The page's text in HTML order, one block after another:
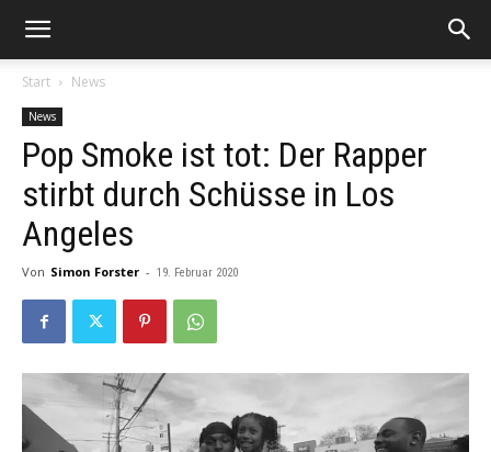
Start News
News
Pop Smoke ist tot: Der Rapper
stirbt durch Schüsse in Los
Angeles
Von Simon Forster - 19. Februar 2020